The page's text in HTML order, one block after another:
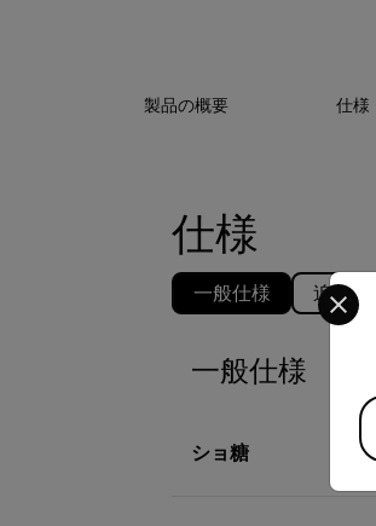
製品の概要 仕様
仕様
一般仕様 追加の
一般仕様
ショ糖